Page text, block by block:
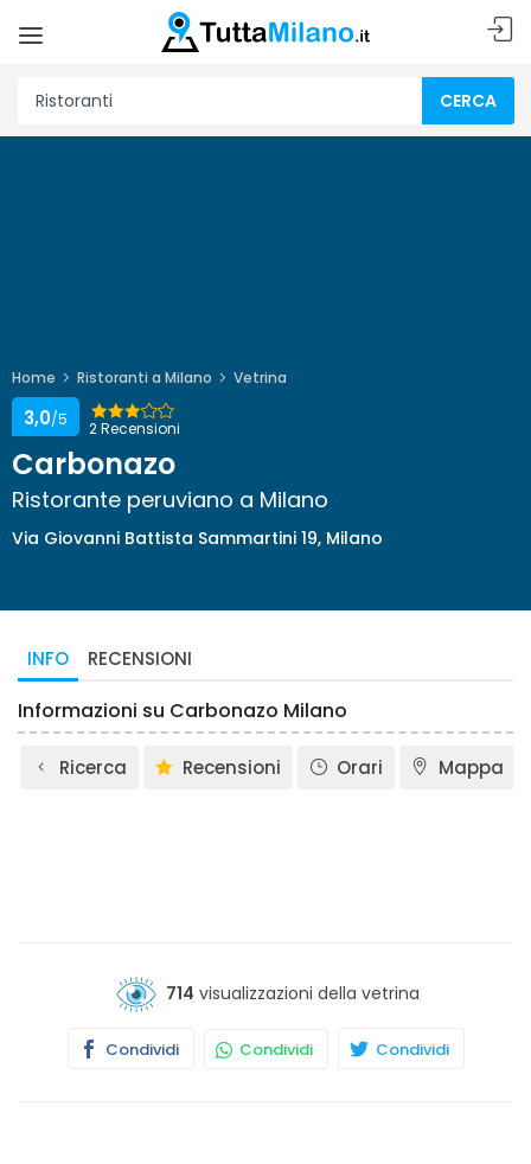
CERCA
Home Ristoranti a Milano Vetrina
2 Recensioni
3,0/5
Carbonazo
Ristorante peruviano a Milano
Via Giovanni Battista Sammartini 19, Milano
INFO RECENSIONI
Informazioni su Carbonazo Milano
Ricerca Recensioni Orari Mappa
714 visualizzazioni della vetrina
Condividi Condividi Condividi